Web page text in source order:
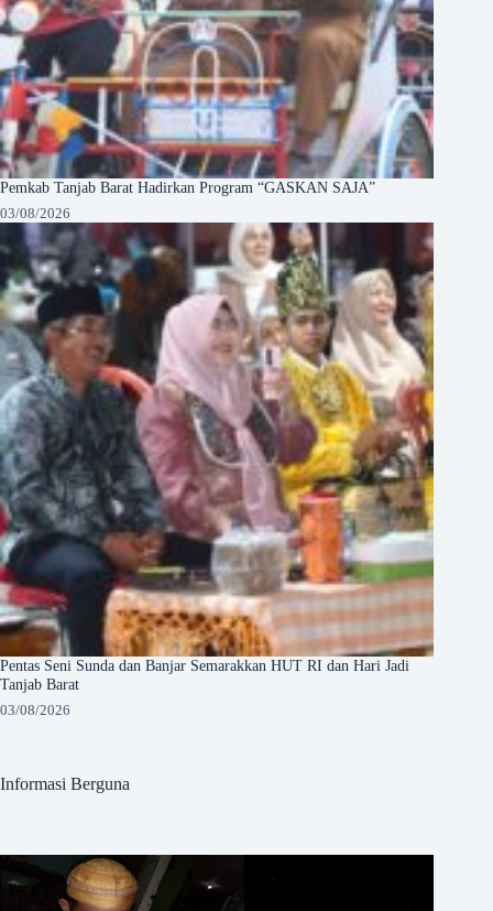
Pemkab Tanjab Barat Hadirkan Program “GASKAN SAJA”
03/08/2026
Pentas Seni Sunda dan Banjar Semarakkan HUT RI dan Hari Jadi
Tanjab Barat
03/08/2026
Informasi Berguna